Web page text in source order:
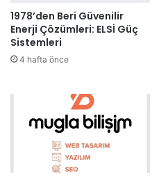
1978’den Beri Güvenilir
Enerji Çözümleri: ELSİ Güç
Sistemleri
4 hafta önce